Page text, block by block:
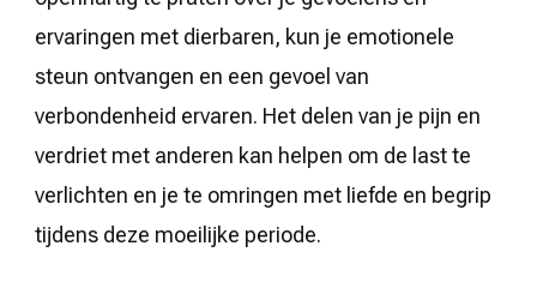
ervaringen met dierbaren, kun je emotionele
steun ontvangen en een gevoel van
verbondenheid ervaren. Het delen van je pijn en
verdriet met anderen kan helpen om de last te
verlichten en je te omringen met liefde en begrip
tijdens deze moeilijke periode.